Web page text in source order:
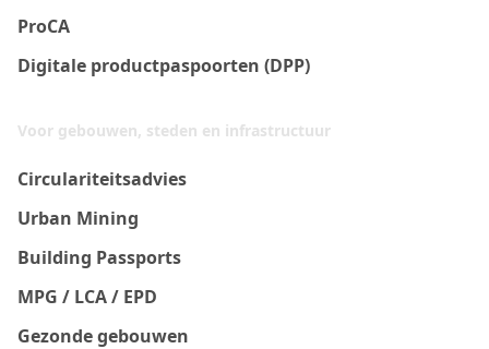
ProCA
Digitale productpaspoorten (DPP)
Voor gebouwen, steden en infrastructuur
Circulariteitsadvies
Urban Mining
Building Passports
MPG / LCA / EPD
Gezonde gebouwen